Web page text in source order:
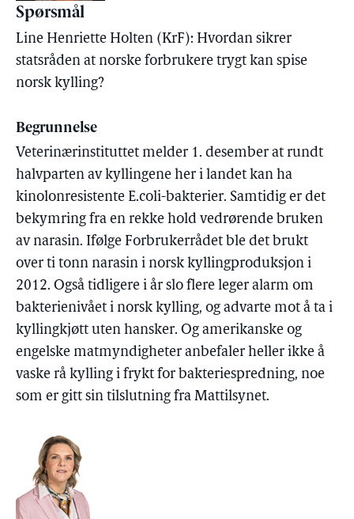
Spørsmål
Line Henriette Holten (KrF): Hvordan sikrer
statsråden at norske forbrukere trygt kan spise
norsk kylling?
Begrunnelse
Veterinærinstituttet melder 1. desember at rundt
halvparten av kyllingene her i landet kan ha
kinolonresistente E.coli-bakterier. Samtidig er det
bekymring fra en rekke hold vedrørende bruken
av narasin. Ifølge Forbrukerrådet ble det brukt
over ti tonn narasin i norsk kyllingproduksjon i
2012. Også tidligere i år slo flere leger alarm om
bakterienivået i norsk kylling, og advarte mot å ta i
kyllingkjøtt uten hansker. Og amerikanske og
engelske matmyndigheter anbefaler heller ikke å
vaske rå kylling i frykt for bakteriespredning, noe
som er gitt sin tilslutning fra Mattilsynet.